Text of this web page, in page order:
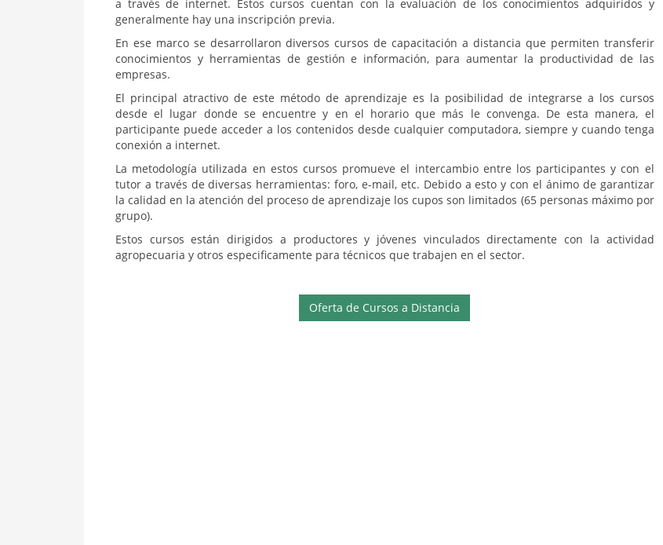
a través de internet. Estos cursos cuentan con la evaluación de los conocimientos adquiridos y
generalmente hay una inscripción previa.
En ese marco se desarrollaron diversos cursos de capacitación a distancia que permiten transferir
conocimientos y herramientas de gestión e información, para aumentar la productividad de las
empresas.
El principal atractivo de este método de aprendizaje es la posibilidad de integrarse a los cursos
desde el lugar donde se encuentre y en el horario que más le convenga. De esta manera, el
participante puede acceder a los contenidos desde cualquier computadora, siempre y cuando tenga
conexión a internet.
La metodología utilizada en estos cursos promueve el intercambio entre los participantes y con el
tutor a través de diversas herramientas: foro, e-mail, etc. Debido a esto y con el ánimo de garantizar
la calidad en la atención del proceso de aprendizaje los cupos son limitados (65 personas máximo por
grupo).
Estos cursos están dirigidos a productores y jóvenes vinculados directamente con la actividad
agropecuaria y otros especificamente para técnicos que trabajen en el sector.
Oferta de Cursos a Distancia